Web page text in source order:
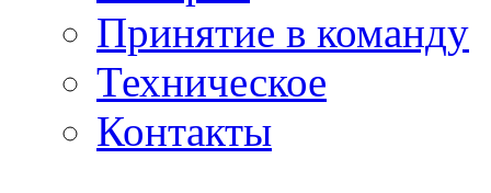
Принятие в команду
Техническое
Контакты